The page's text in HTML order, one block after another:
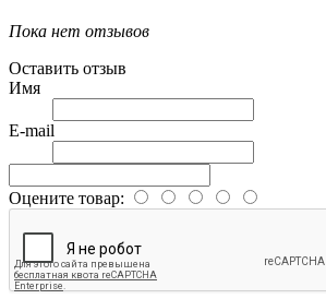
Пока нет отзывов
Оставить отзыв
Имя
E-mail
Оцените товар: